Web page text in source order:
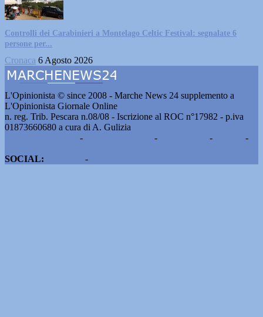
Controlli dei Carabinieri a Montelago Celtic Festival: segnalate 6
persone per...
Cronaca 6 Agosto 2026
L'Opinionista © since 2008 - Marche News 24 supplemento a
L'Opinionista Giornale Online
n. reg. Trib. Pescara n.08/08 - Iscrizione al ROC n°17982 - p.iva
01873660680 a cura di A. Gulizia
- - -
-
SOCIAL:
-